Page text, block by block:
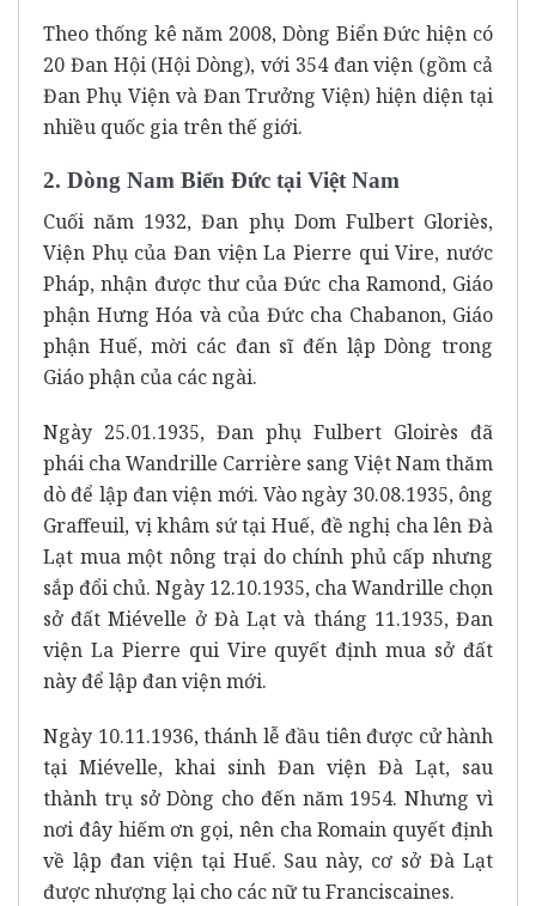
Theo thống kê năm 2008, Dòng Biển Đức hiện có
20 Đan Hội (Hội Dòng), với 354 đan viện (gồm cả
Đan Phụ Viện và Đan Trưởng Viện) hiện diện tại
nhiều quốc gia trên thế giới.
2. Dòng Nam Biển Đức tại Việt Nam
Cuối năm 1932, Đan phụ Dom Fulbert Gloriès,
Viện Phụ của Đan viện La Pierre qui Vire, nước
Pháp, nhận được thư của Đức cha Ramond, Giáo
phận Hưng Hóa và của Đức cha Chabanon, Giáo
phận Huế, mời các đan sĩ đến lập Dòng trong
Giáo phận của các ngài.
Ngày 25.01.1935, Đan phụ Fulbert Gloirès đã
phái cha Wandrille Carrière sang Việt Nam thăm
dò để lập đan viện mới. Vào ngày 30.08.1935, ông
Graffeuil, vị khâm sứ tại Huế, đề nghị cha lên Đà
Lạt mua một nông trại do chính phủ cấp nhưng
sắp đổi chủ. Ngày 12.10.1935, cha Wandrille chọn
sở đất Miévelle ở Đà Lạt và tháng 11.1935, Đan
viện La Pierre qui Vire quyết định mua sở đất
này để lập đan viện mới.
Ngày 10.11.1936, thánh lễ đầu tiên được cử hành
tại Miévelle, khai sinh Đan viện Đà Lạt, sau
thành trụ sở Dòng cho đến năm 1954. Nhưng vì
nơi đây hiếm ơn gọi, nên cha Romain quyết định
về lập đan viện tại Huế. Sau này, cơ sở Đà Lạt
được nhượng lại cho các nữ tu Franciscaines.